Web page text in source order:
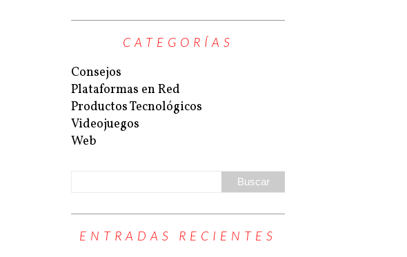
CATEGORÍAS
Consejos
Plataformas en Red
Productos Tecnológicos
Videojuegos
Web
ENTRADAS RECIENTES